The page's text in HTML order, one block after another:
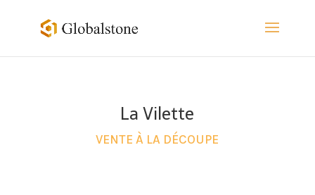
La Vilette
VENTE À LA DÉCOUPE